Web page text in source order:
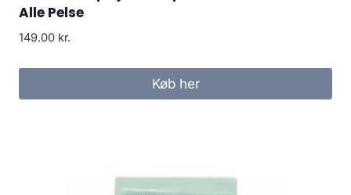
Alle Pelse
149.00 kr.
Køb her